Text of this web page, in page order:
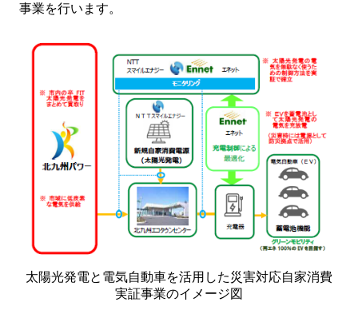
事業を行います。
太陽光発電と電気自動車を活用した災害対応自家消費
実証事業のイメージ図